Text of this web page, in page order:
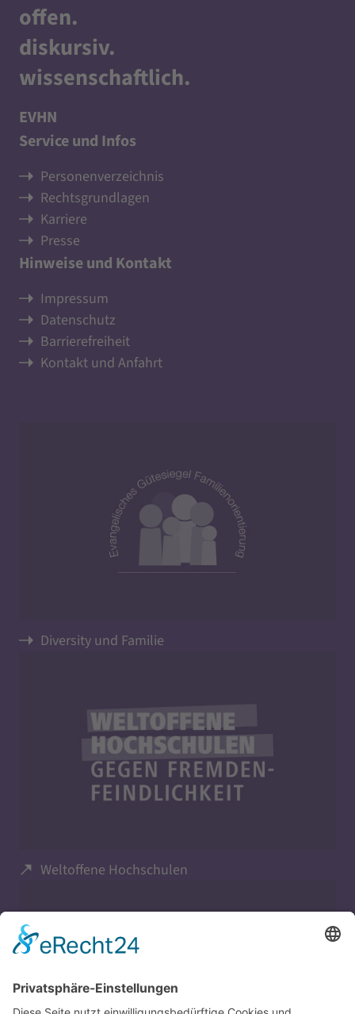
offen.
diskursiv.
wissenschaftlich.
EVHN
Service und Infos
Personenverzeichnis
Rechtsgrundlagen
Karriere
Presse
Hinweise und Kontakt
Impressum
Datenschutz
Barrierefreiheit
Kontakt und Anfahrt
Diversity und Familie
Weltoffene Hochschulen